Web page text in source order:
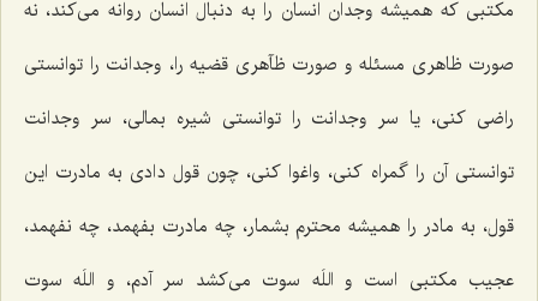
مکتبی که همیشه وجدان انسان را به دنبال انسان روانه می‌کند، نه
صورت ظاهری مسئله و صورت ظآهری قضیه را، وجدانت را توانستی
راضی کنی، یا سر وجدانت را توانستی شیره بمالی، سر وجدانت
توانستی آن را گمراه کنی، واغوا کنی، چون قول دادی به مادرت این
قول، به مادر را همیشه محترم بشمار، چه مادرت بفهمد، چه نفهمد،
عجیب مکتبی است و اللَه سوت می‌کشد سر آدم، و اللَه سوت